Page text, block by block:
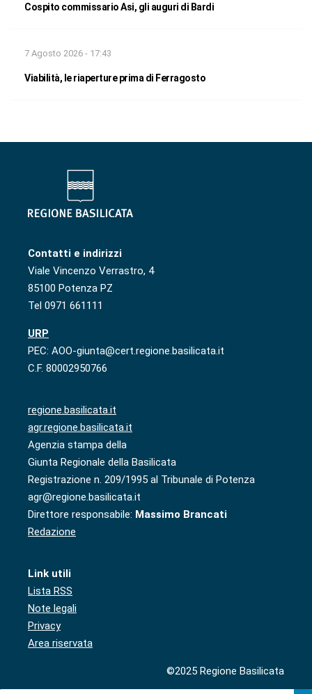
Cospito commissario Asi, gli auguri di Bardi
7 Agosto 2026 - 17:43
Viabilità, le riaperture prima di Ferragosto
Contatti e indirizzi
Viale Vincenzo Verrastro, 4
85100 Potenza PZ
Tel 0971 661111
URP
PEC: AOO-giunta@cert.regione.basilicata.it
C.F. 80002950766
regione.basilicata.it
agr.regione.basilicata.it
Agenzia stampa della
Giunta Regionale della Basilicata
Registrazione n. 209/1995 al Tribunale di Potenza
agr@regione.basilicata.it
Direttore responsabile: Massimo Brancati
Redazione
Link utili
Lista RSS
Note legali
Privacy
Area riservata
©2025 Regione Basilicata